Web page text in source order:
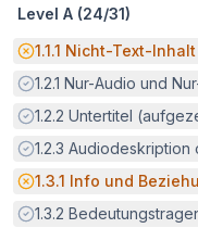
Level A (24/31)
Potenzielle Barriere:
1.1.1 Nicht-Text-Inhalt
Erfüllt:
1.2.1 Nur-Audio und
Erfüllt:
1.2.2 Untertitel
Erfüllt:
1.2.3 Audiodeskription
Potenzielle Barriere:
1.3.1 Info und
Erfüllt:
1.3.2